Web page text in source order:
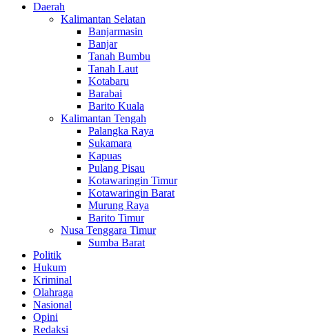
Daerah
Kalimantan Selatan
Banjarmasin
Banjar
Tanah Bumbu
Tanah Laut
Kotabaru
Barabai
Barito Kuala
Kalimantan Tengah
Palangka Raya
Sukamara
Kapuas
Pulang Pisau
Kotawaringin Timur
Kotawaringin Barat
Murung Raya
Barito Timur
Nusa Tenggara Timur
Sumba Barat
Politik
Hukum
Kriminal
Olahraga
Nasional
Opini
Redaksi